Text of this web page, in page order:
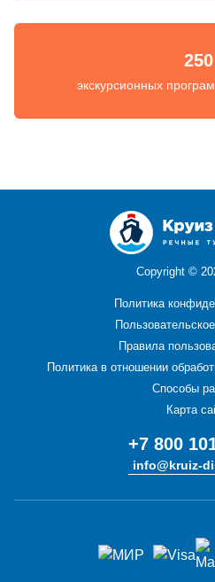
250
экскурсионных
Copyright ©
Политика
Правила
Политика в отношении
Способы
Карта
+7 800
info@kruiz-